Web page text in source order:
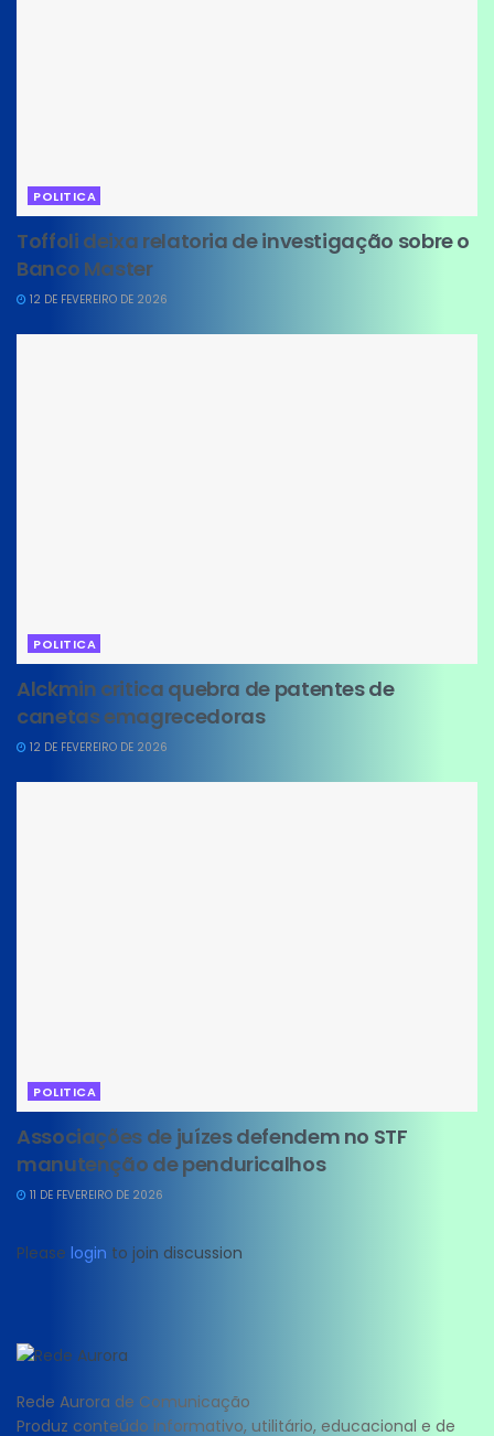
POLITICA
Toffoli deixa relatoria de investigação sobre o
Banco Master
12 DE FEVEREIRO DE 2026
POLITICA
Alckmin critica quebra de patentes de
canetas emagrecedoras
12 DE FEVEREIRO DE 2026
POLITICA
Associações de juízes defendem no STF
manutenção de penduricalhos
11 DE FEVEREIRO DE 2026
Please login to join discussion
Rede Aurora de Comunicação
Produz conteúdo informativo, utilitário, educacional e de